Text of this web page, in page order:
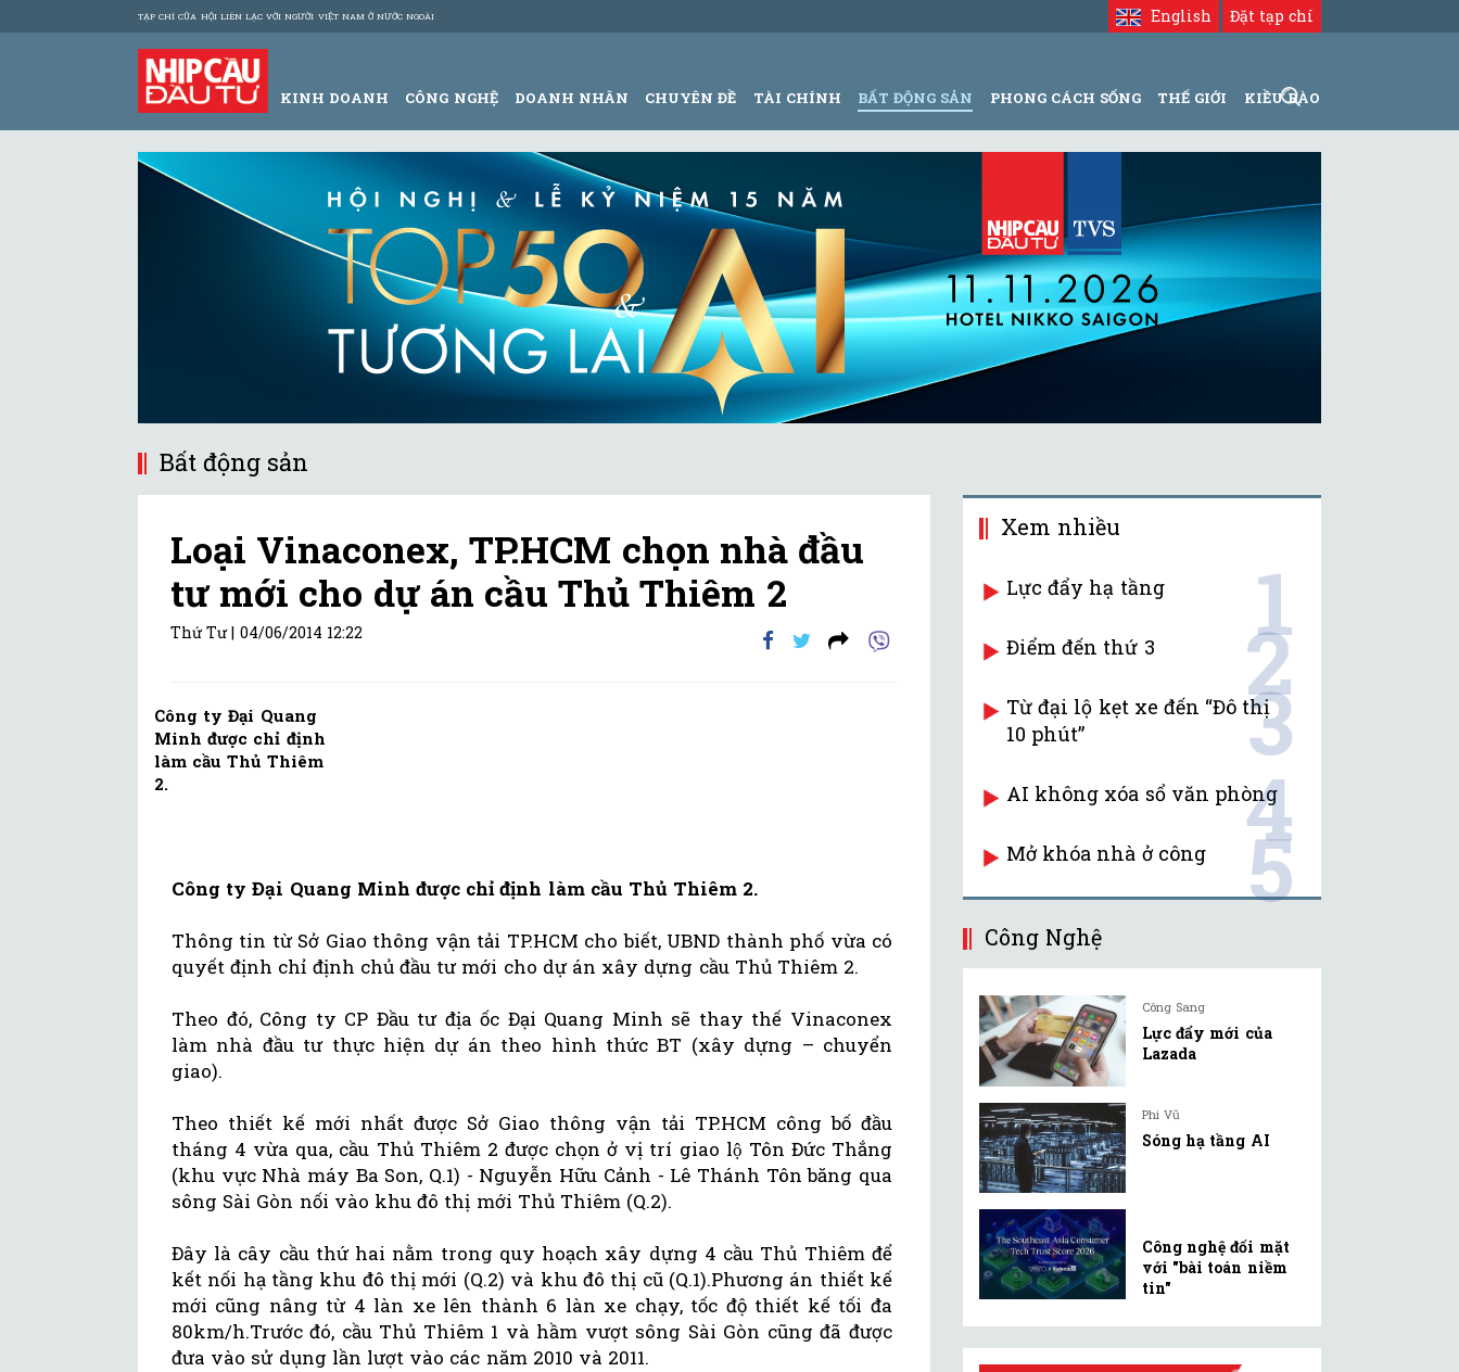
TẠP CHÍ CỦA HỘI LIÊN LẠC VỚI NGƯỜI VIỆT NAM Ở NƯỚC NGOÀI Đặt tạp chí
English
KINH DOANH CÔNG NGHỆ DOANH NHÂN CHUYÊN ĐỀ TÀI CHÍNH BẤT ĐỘNG SẢN PHONG CÁCH SỐNG THẾ GIỚI KIỀU BÀO
Bất động sản
Loại Vinaconex, TP.HCM chọn nhà đầu
tư mới cho dự án cầu Thủ Thiêm 2
Thứ Tư | 04/06/2014 12:22
Công ty Đại Quang
Minh được chỉ định
làm cầu Thủ Thiêm
2.
Công ty Đại Quang Minh được chỉ định làm cầu Thủ Thiêm 2.
Thông tin từ Sở Giao thông vận tải TP.HCM cho biết, UBND thành phố vừa có
quyết định chỉ định chủ đầu tư mới cho dự án xây dựng cầu Thủ Thiêm 2.
Theo đó, Công ty CP Đầu tư địa ốc Đại Quang Minh sẽ thay thế Vinaconex
làm nhà đầu tư thực hiện dự án theo hình thức BT (xây dựng – chuyển
giao).
Theo thiết kế mới nhất được Sở Giao thông vận tải TP.HCM công bố đầu
tháng 4 vừa qua, cầu Thủ Thiêm 2 được chọn ở vị trí giao lộ Tôn Đức Thắng
(khu vực Nhà máy Ba Son, Q.1) - Nguyễn Hữu Cảnh - Lê Thánh Tôn băng qua
sông Sài Gòn nối vào khu đô thị mới Thủ Thiêm (Q.2).
Đây là cây cầu thứ hai nằm trong quy hoạch xây dựng 4 cầu Thủ Thiêm để
kết nối hạ tầng khu đô thị mới (Q.2) và khu đô thị cũ (Q.1).Phương án thiết kế
mới cũng nâng từ 4 làn xe lên thành 6 làn xe chạy, tốc độ thiết kế tối đa
80km/h.Trước đó, cầu Thủ Thiêm 1 và hầm vượt sông Sài Gòn cũng đã được
đưa vào sử dụng lần lượt vào các năm 2010 và 2011.
Xem nhiều
Lực đẩy hạ tầng 1
Điểm đến thứ 3 2
Từ đại lộ kẹt xe đến “Đô thị
10 phút”
3
AI không xóa sổ văn phòng
4
Mở khóa nhà ở công 5
Công Nghệ
Công Sang
Lực đẩy mới của
Lazada
Phi Vũ
Sóng hạ tầng AI
Công nghệ đối mặt
với "bài toán niềm
tin"